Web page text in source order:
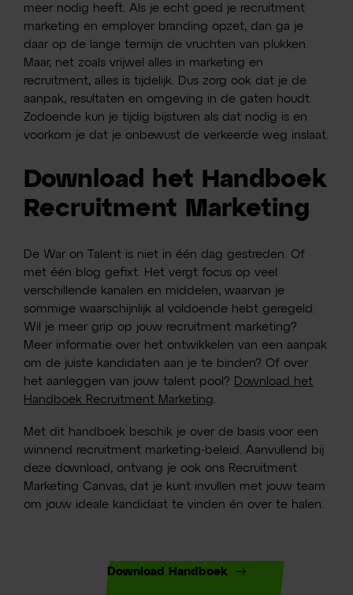
meer nodig heeft. Als je echt goed je recruitment
marketing en employer branding opzet, dan ga je
daar op de lange termijn de vruchten van plukken.
Maar, net zoals vrijwel alles in marketing en
recruitment, alles is tijdelijk. Dus zorg ook dat je de
aanpak, resultaten en omgeving in de gaten houdt.
Zodoende kun je tijdig bijsturen als dat nodig is en
voorkom je dat je onbewust de verkeerde weg inslaat.
Download het Handboek
Recruitment Marketing
De War on Talent is niet in één dag gestreden. Of
met één blog gefixt. Het vergt focus op veel
verschillende kanalen en middelen, waarvan je
sommige waarschijnlijk al voldoende hebt geregeld.
Wil je meer grip op jouw recruitment marketing?
Meer informatie over het ontwikkelen van een aanpak
om de juiste kandidaten aan je te binden? Of over
het aanleggen van jouw talent pool? Download het
Handboek Recruitment Marketing.
Met dit handboek beschik je over de basis voor een
winnend recruitment marketing-beleid. Aanvullend bij
deze download, ontvang je ook ons Recruitment
Marketing Canvas, dat je kunt invullen met jouw team
om jouw ideale kandidaat te vinden én over te halen.
Download Handboek